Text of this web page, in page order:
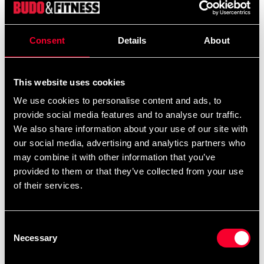
Consent Details About
This website uses cookies
We use cookies to personalise content and ads, to
provide social media features and to analyse our traffic.
We also share information about your use of our site with
our social media, advertising and analytics partners who
may combine it with other information that you’ve
provided to them or that they’ve collected from your use
of their services.
Selection
Necessary
500gr.
Ingredienser: L-Leucin, Glutamin, Glycin, Taurin, L-Valin,
L-Isoleucin, Lysin, Alanin, Surhetsreglerande medel
(Äppelsyra), Aromer, Färgämne (Riboflavin),
Sötningsmedel (Aspartam, Acesulfam-K).
Produkten innehåller en källa till fenylalanin.
Budo & Fitness Black Line Sportsnutrition är en serie
överskridas. Kosttillskott ersätter inte en varierad kost
och är inte avsett för medicinskt bruk. Om Du är under
läkarbehandling och/eller medicinerar, skall Du alltid